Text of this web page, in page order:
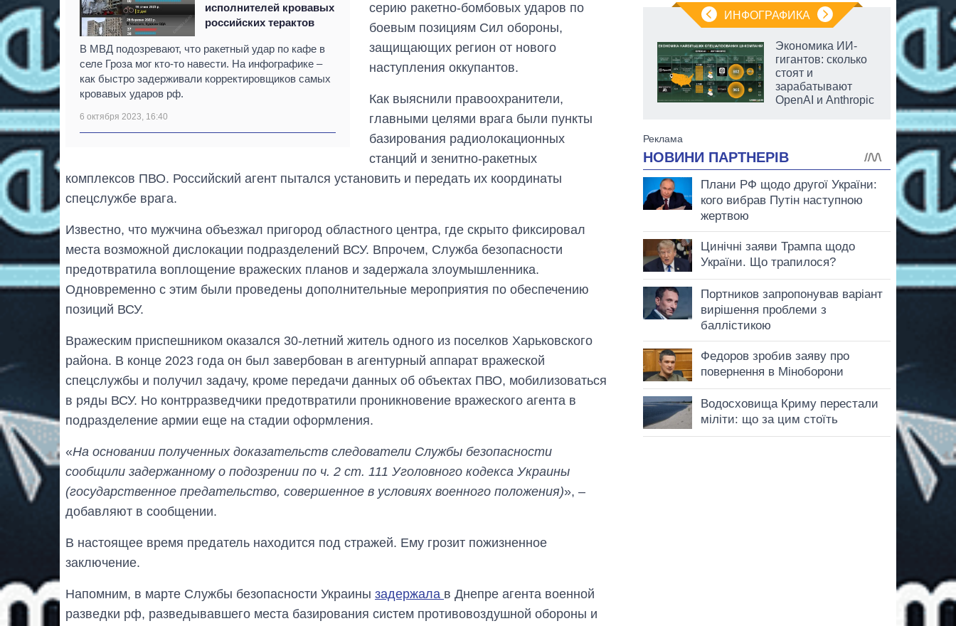
исполнителей кровавых
российских терактов
В МВД подозревают, что ракетный удар по кафе в
селе Гроза мог кто-то навести. На инфографике –
как быстро задерживали корректировщиков самых
кровавых ударов рф.
6 октября 2023, 16:40
серию ракетно-бомбовых ударов по
боевым позициям Сил обороны,
защищающих регион от нового
наступления оккупантов.
Как выяснили правоохранители,
главными целями врага были пункты
базирования радиолокационных
станций и зенитно-ракетных
комплексов ПВО. Российский агент пытался установить и передать их координаты
спецслужбе врага.
Известно, что мужчина объезжал пригород областного центра, где скрыто фиксировал
места возможной дислокации подразделений ВСУ. Впрочем, Служба безопасности
предотвратила воплощение вражеских планов и задержала злоумышленника.
Одновременно с этим были проведены дополнительные мероприятия по обеспечению
позиций ВСУ.
Вражеским приспешником оказался 30-летний житель одного из поселков Харьковского
района. В конце 2023 года он был завербован в агентурный аппарат вражеской
спецслужбы и получил задачу, кроме передачи данных об объектах ПВО, мобилизоваться
в ряды ВСУ. Но контрразведчики предотвратили проникновение вражеского агента в
подразделение армии еще на стадии оформления.
«На основании полученных доказательств следователи Службы безопасности
сообщили задержанному о подозрении по ч. 2 ст. 111 Уголовного кодекса Украины
(государственное предательство, совершенное в условиях военного положения)», –
добавляют в сообщении.
В настоящее время предатель находится под стражей. Ему грозит пожизненное
заключение.
Напомним, в марте Службы безопасности Украины задержала в Днепре агента военной
разведки рф, разведывавшего места базирования систем противовоздушной обороны и
ИНФОГРАФИКА
Как за 10 лет
бакалавриат,
магистратуру и
аспирантуру
Экономика ИИ-
гигантов: сколько
стоят и
зарабатывают
OpenAI и Anthropic